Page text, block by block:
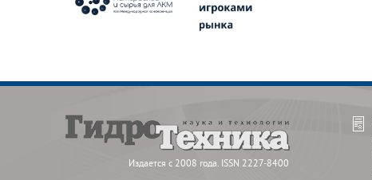
Издается с 2008 года. ISSN 2227-8400